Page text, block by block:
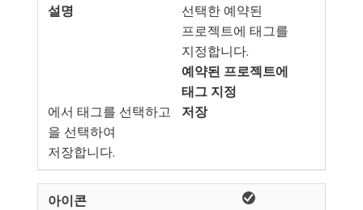
선택한 예약된
프로젝트에 태그를
지정합니다.
예약된 프로젝트에
태그 지정
​에서 태그를 선택하고
저장
​을 선택하여
저장합니다.